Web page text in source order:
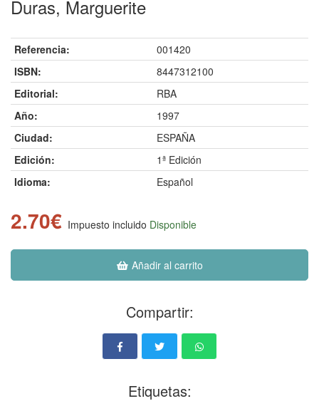
Duras, Marguerite
Referencia:
001420
ISBN:
8447312100
Editorial:
RBA
Año:
1997
Ciudad:
ESPAÑA
Edición:
1ª Edición
Idioma:
Español
2.70€ Impuesto incluido Disponible
Añadir al carrito
Compartir:
Etiquetas: